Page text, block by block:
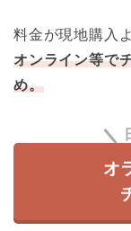
料金が現地購入
オンライン等で
め。
オ